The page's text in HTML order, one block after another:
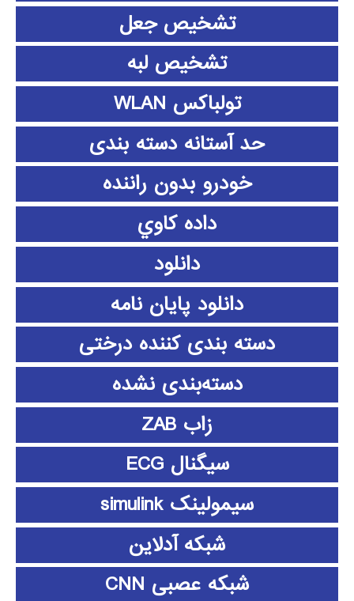
تشخیص جعل
تشخیص لبه
تولباکس WLAN
حد آستانه دسته بندی
خودرو بدون راننده
داده كاوي
دانلود
دانلود پايان نامه
دسته بندی کننده درختی
دسته‌بندی نشده
زاب ZAB
سیگنال ECG
سیمولینک simulink
شبکه آدلاین
شبکه عصبی CNN